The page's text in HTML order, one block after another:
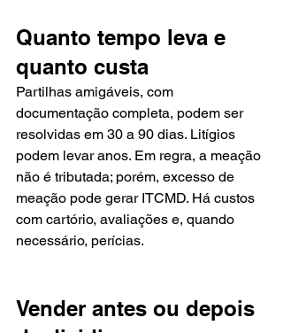
Quanto tempo leva e
quanto custa
Partilhas amigáveis, com
documentação completa, podem ser
resolvidas em 30 a 90 dias. Litígios
podem levar anos. Em regra, a meação
não é tributada; porém, excesso de
meação pode gerar ITCMD. Há custos
com cartório, avaliações e, quando
necessário, perícias.
Vender antes ou depois